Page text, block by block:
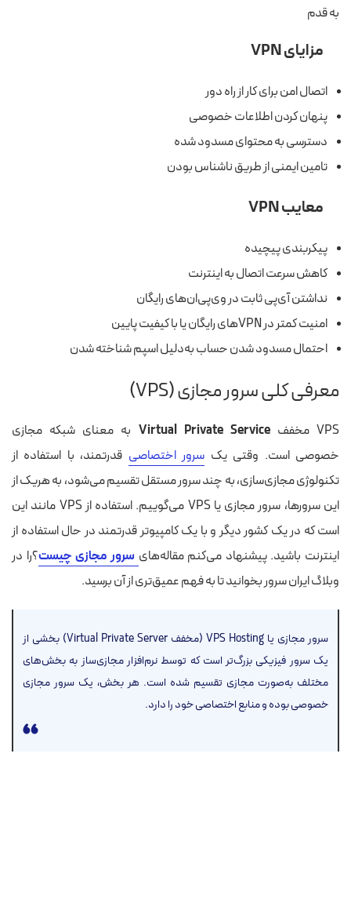
به قدم
مزایای VPN
اتصال امن برای کار از راه دور
پنهان کردن اطلاعات خصوصی
دسترسی به محتوای مسدود شده
تامین ایمنی از طریق ناشناس بودن
معایب VPN
پیکربندی پیچیده
کاهش سرعت اتصال به اینترنت
نداشتن آی‌پی ثابت در وی‌پی‌ان‌های رایگان
امنیت کمتر در VPNهای رایگان یا با کیفیت پایین
احتمال مسدود شدن حساب به‌دلیل اسپم شناخته شدن
معرفی کلی سرور مجازی (VPS
)
VPS مخفف Virtual Private Service به معنای شبکه مجازی
خصوصی است. وقتی یک سرور اختصاصی قدرتمند، با استفاده از
تکنولوژی مجازی‌سازی، به چند سرور مستقل تقسیم می‌شود، به هریک از
این سرورها، سرور مجازی یا VPS می‌گوییم. استفاده از VPS مانند این
است که در یک کشور دیگر و با یک کامپیوتر قدرتمند در حال استفاده از
اینترنت باشید. پیشنهاد می‌کنم مقاله‌های سرور مجازی چیست؟را در
وبلاگ ایران سرور بخوانید تا به فهم عمیق‌تری از آن برسید.
سرور مجازی یا VPS Hosting
(مخفف Virtual Private Server) بخشی از
یک سرور فیزیکی بزرگ‌تر است که توسط نرم‌افزار مجازی‌ساز به بخش‌های
مختلف به‌صورت مجازی تقسیم شده است. هر بخش، یک سرور مجازی
خصوصی بوده و منابع اختصاصی خود را دارد.